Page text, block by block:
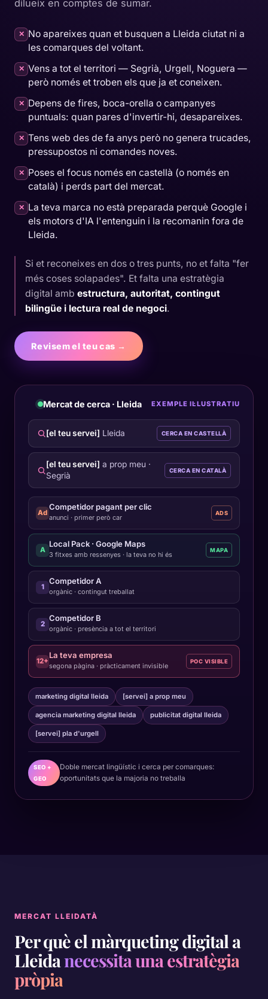
dilueix en comptes de sumar.
✕ No apareixes quan et busquen a Lleida ciutat ni a
les comarques del voltant.
✕ Vens a tot el territori — Segrià, Urgell, Noguera —
però només et troben els que ja et coneixen.
✕ Depens de fires, boca-orella o campanyes
puntuals: quan pares d'invertir-hi, desapareixes.
✕ Tens web des de fa anys però no genera trucades,
pressupostos ni comandes noves.
✕ Poses el focus només en castellà (o només en
català) i perds part del mercat.
✕ La teva marca no està preparada perquè Google i
els motors d'IA l'entenguin i la recomanin fora de
Lleida.
Si et reconeixes en dos o tres punts, no et falta "fer
més coses solapades". Et falta una estratègia
digital amb estructura, autoritat, contingut
bilingüe i lectura real de negoci.
Revisem el teu cas →
Mercat de cerca · Lleida EXEMPLE IL·LUSTRATIU
[el teu servei] Lleida CERCA EN CASTELLÀ
[el teu servei] a prop meu ·
Segrià
CERCA EN CATALÀ
Ad
Competidor pagant per clic
anunci · primer però car
ADS
A
Local Pack · Google Maps
3 fitxes amb ressenyes · la teva no hi és
MAPA
1
Competidor A
orgànic · contingut treballat
2
Competidor B
orgànic · presència a tot el territori
12+
La teva empresa
segona pàgina · pràcticament invisible
POC VISIBLE
marketing digital lleida [servei] a prop meu
agencia marketing digital lleida publicitat digital lleida
[servei] pla d'urgell
SEO +
GEO
Doble mercat lingüístic i cerca per comarques:
oportunitats que la majoria no treballa
MERCAT LLEIDATÀ
Per què el màrqueting digital a
Lleidanecessita una estratègia
pròpia